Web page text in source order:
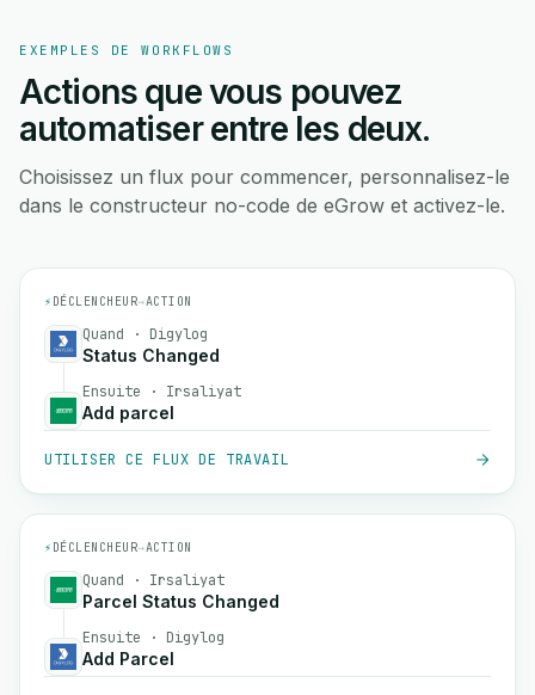
EXEMPLES DE WORKFLOWS
Actions que vous pouvez
automatiser entre les deux.
Choisissez un flux pour commencer, personnalisez-le
dans le constructeur no-code de eGrow et activez-le.
⚡ DÉCLENCHEUR→ACTION
Quand · Digylog
Status Changed
Ensuite · Irsaliyat
Add parcel
UTILISER CE FLUX DE TRAVAIL
⚡ DÉCLENCHEUR→ACTION
Quand · Irsaliyat
Parcel Status Changed
Ensuite · Digylog
Add Parcel